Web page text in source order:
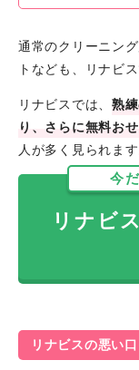
通常のクリーニン
トなども、リナビ
リナビスでは、 熟
り、さらに無料お
人が多く見られます
今
リナビ
リナビスの悪い